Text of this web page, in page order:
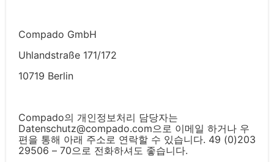
Compado GmbH
Uhlandstraße 171/172
10719 Berlin
Compado의 개인정보처리 담당자는
Datenschutz@compado.com으로 이메일 하거나 우
편을 통해 아래 주소로 연락할 수 있습니다. 49 (0)203
29506 – 70으로 전화하셔도 좋습니다.